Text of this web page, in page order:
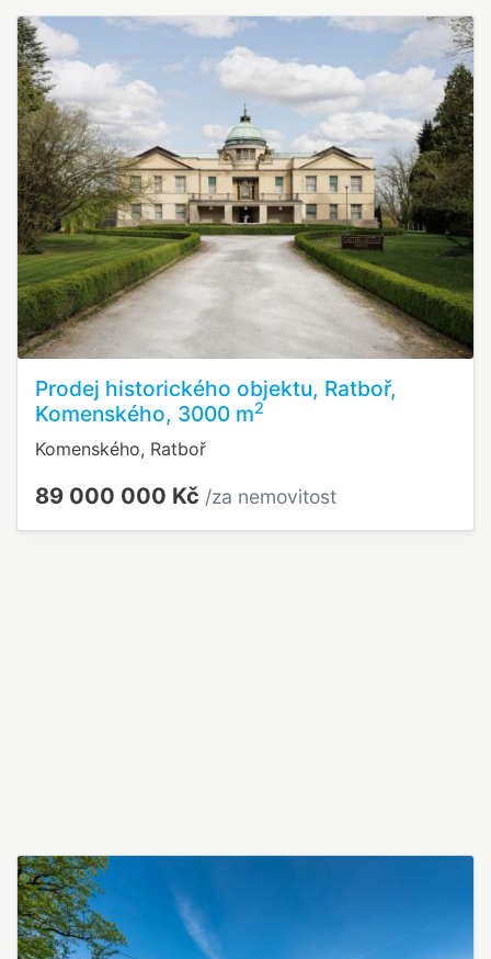
Prodej historického objektu, Ratboř,
Komenského, 3000 m2
Komenského, Ratboř
89 000 000 Kč /za nemovitost